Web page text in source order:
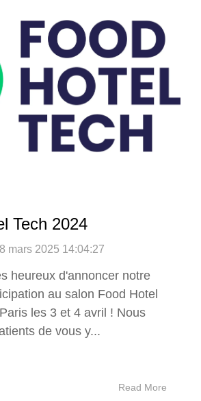
Tech 2024
mars 2025 14:04:27
heureux d'annoncer notre
au salon Food Hotel
les 3 et 4 avril ! Nous
de vous y...
Read More